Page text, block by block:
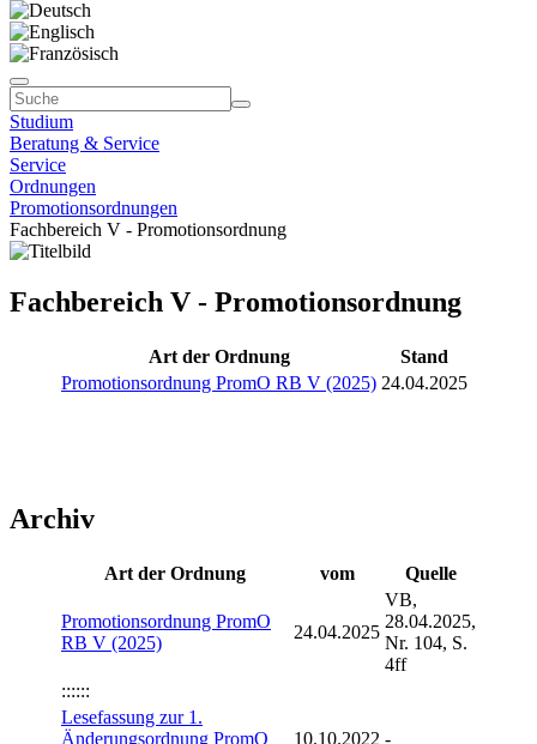
Studium
Beratung & Service
Service
Ordnungen
Promotionsordnungen
Fachbereich V - Promotionsordnung
Fachbereich V - Promotionsordnung
Art der Ordnung
Stand
Promotionsordnung PromO RB V (2025) 24.04.2025
Archiv
Art der Ordnung vom Quelle
Promotionsordnung PromO
RB V (2025)
24.04.2025
VB,
28.04.2025,
Nr. 104, S.
4ff
::::::
Lesefassung zur 1.
Änderungsordnung PromO
10.10.2022 -